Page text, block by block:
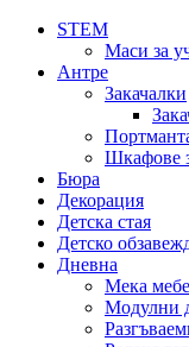
STEM
Маси за
Антре
Закачалки
Шкафове
Бюра
Декорация
Детска стая
Детско
Дневна
Мека
Модулни